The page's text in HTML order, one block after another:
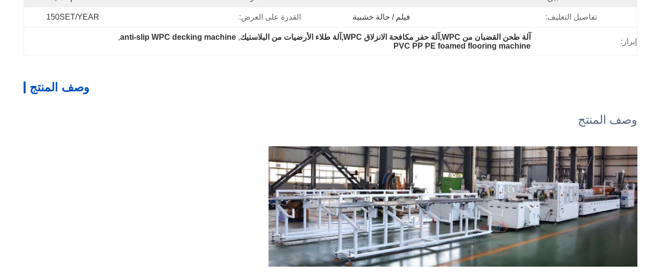
تفاصيل التغليف: فيلم / حالة خشبية القدرة على العرض: 150SET/YEAR
إبراز:
آلة طحن القضبان من WPC,آلة حفر مكافحة الانزلاق WPC,آلة طلاء الأرضيات من البلاستيك ,
anti-slip WPC decking machine
,
PVC PP PE foamed flooring machine
وصف المنتج
وصف المنتج